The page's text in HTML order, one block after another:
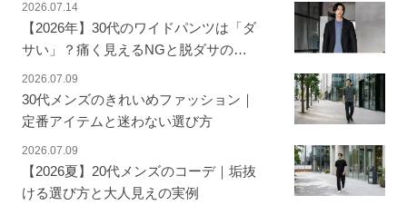
2026.07.14
【2026年】30代のワイドパンツは「ダ
サい」？痛く見えるNGと脱ダサの正
解を解説
2026.07.09
30代メンズのきれいめファッション｜
定番アイテムと迷わない選び方
2026.07.09
【2026夏】20代メンズのコーデ｜垢抜
ける選び方と大人見えの実例